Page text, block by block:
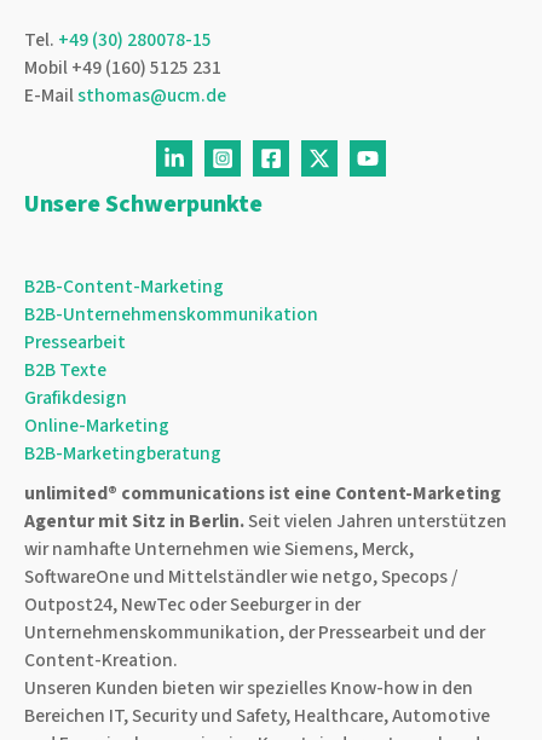
Tel. +49 (30) 280078-15
Mobil +49 (160) 5125 231
E-Mailsthomas@ucm.de
Unsere Schwerpunkte
B2B-Content-Marketing
B2B-Unternehmenskommunikation
Pressearbeit
B2B Texte
Grafikdesign
Online-Marketing
B2B-Marketingberatung
unlimited® communications ist eine Content-Marketing
Agenturmit Sitz in Berlin.Seit vielen Jahren unterstützen
wir namhafte Unternehmen wie Siemens, Merck,
SoftwareOne und Mittelständler wie netgo, Specops /
Outpost24, NewTec oder Seeburger in der
Unternehmenskommunikation, der Pressearbeit und der
Content-Kreation.
Unseren Kunden bieten wir spezielles Know-how in den
Bereichen IT, Security und Safety, Healthcare, Automotive